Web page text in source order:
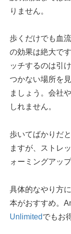
りません。
歩くだけでも血
の効果は絶大で
ッチするのは引
つかない場所を
ましょう。会社
しれません。
歩いてばかりだ
ますが、ストレ
ォーミングアッ
具体的なやり方
本がおすすめ。
Unlimitedでもお